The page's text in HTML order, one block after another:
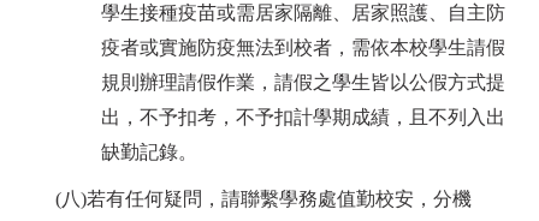
學生接種疫苗或需居家隔離、居家照護、自主防
疫者或實施防疫無法到校者，需依本校學生請假
規則辦理請假作業，請假之學生皆以公假方式提
出，不予扣考，不予扣計學期成績，且不列入出
缺勤記錄。
(八)若有任何疑問，請聯繫學務處值勤校安，分機